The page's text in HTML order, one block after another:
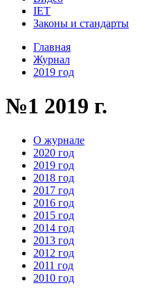
IET
Законы и стандарты
Главная
Журнал
2019 год
№1 2019 г.
О журнале
2020 год
2019 год
2018 год
2017 год
2016 год
2015 год
2014 год
2013 год
2012 год
2011 год
2010 год